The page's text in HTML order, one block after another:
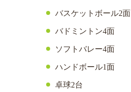
バスケットボール2面
バドミントン4面
ソフトバレー4面
ハンドボール1面
卓球2台